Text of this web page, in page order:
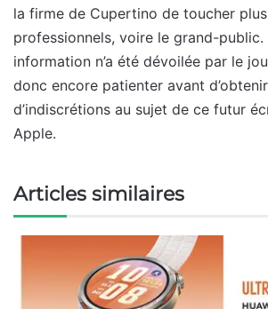
la firme de Cupertino de toucher
professionnels, voire le grand-public.
information n’a été dévoilée par le
donc encore patienter avant
d’indiscrétions au sujet de ce futur
Apple.
Articles similaires